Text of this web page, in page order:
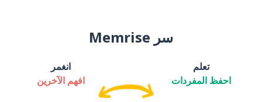
سر Memrise
تعلم
احفظ المفردات
انغمر
افهم الآخرين